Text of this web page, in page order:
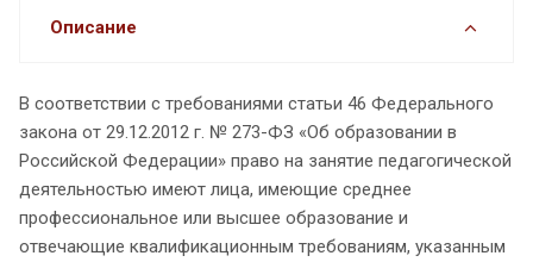
Описание
В соответствии с требованиями статьи 46 Федерального
закона от 29.12.2012 г. № 273-ФЗ «Об образовании в
Российской Федерации» право на занятие педагогической
деятельностью имеют лица, имеющие среднее
профессиональное или высшее образование и
отвечающие квалификационным требованиям, указанным